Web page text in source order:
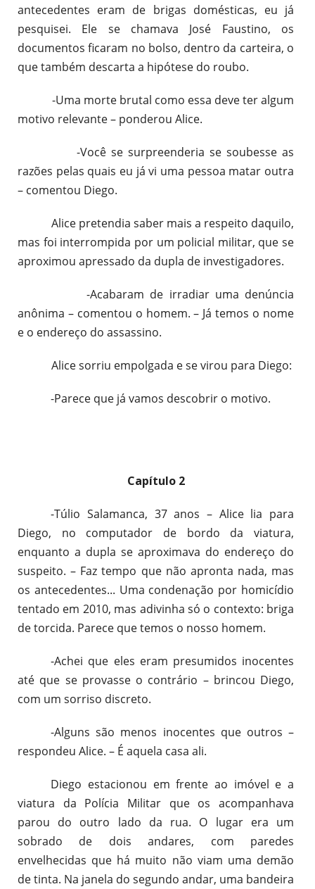
antecedentes eram de brigas domésticas, eu já
pesquisei. Ele se chamava José Faustino, os
documentos ficaram no bolso, dentro da carteira, o
que também descarta a hipótese do roubo.
-Uma morte brutal como essa deve ter algum
motivo relevante – ponderou Alice.
-Você se surpreenderia se soubesse as
razões pelas quais eu já vi uma pessoa matar outra
– comentou Diego.
Alice pretendia saber mais a respeito daquilo,
mas foi interrompida por um policial militar, que se
aproximou apressado da dupla de investigadores.
-Acabaram de irradiar uma denúncia
anônima – comentou o homem. – Já temos o nome
e o endereço do assassino.
Alice sorriu empolgada e se virou para Diego:
-Parece que já vamos descobrir o motivo.
Capítulo 2
-Túlio Salamanca, 37 anos – Alice lia para
Diego, no computador de bordo da viatura,
enquanto a dupla se aproximava do endereço do
suspeito. – Faz tempo que não apronta nada, mas
os antecedentes... Uma condenação por homicídio
tentado em 2010, mas adivinha só o contexto: briga
de torcida. Parece que temos o nosso homem.
-Achei que eles eram presumidos inocentes
até que se provasse o contrário – brincou Diego,
com um sorriso discreto.
-Alguns são menos inocentes que outros –
respondeu Alice. – É aquela casa ali.
Diego estacionou em frente ao imóvel e a
viatura da Polícia Militar que os acompanhava
parou do outro lado da rua. O lugar era um
sobrado de dois andares, com paredes
envelhecidas que há muito não viam uma demão
de tinta. Na janela do segundo andar, uma bandeira